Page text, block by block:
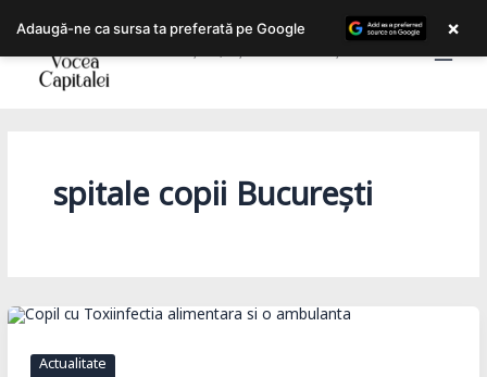
content
Bucureștiul, așa cum îl trăiești!
spitale copii București
Actualitate
Adaugă-ne ca sursa ta preferată pe Google ×